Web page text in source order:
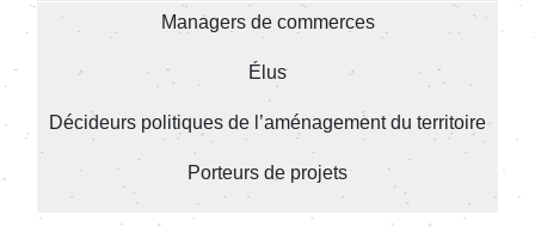
Managers de commerces
Élus
Décideurs politiques de l’aménagement du territoire
Porteurs de projets